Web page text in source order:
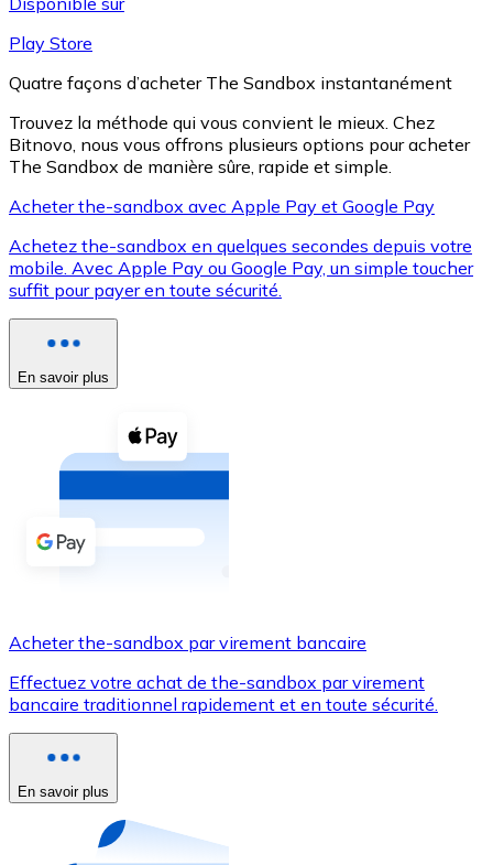
XRP
XRP
Voir toutes
Coupons crypto
Achetez des cryptomonnaies en espèces et d'autres
Acheter avec espèces
Virement SEPA
Utilisez les cartes Visa et Mastercard pour acheter
Acheter avec carte
Nouveau
Achetez des cartes-cadeaux de vos marques
Play Store
Quatre façons d’acheter The Sandbox instantanément
Trouvez la méthode qui vous convient le mieux. Chez
Bitnovo, nous vous offrons plusieurs options pour acheter
The Sandbox de manière sûre, rapide et simple.
Acheter the-sandbox avec Apple Pay et Google Pay
Achetez the-sandbox en quelques secondes depuis votre
mobile. Avec Apple Pay ou Google Pay, un simple toucher
suffit pour payer en toute sécurité.
En savoir plus
Acheter the-sandbox par virement bancaire
Effectuez votre achat de the-sandbox par virement
bancaire traditionnel rapidement et en toute sécurité.
En savoir plus